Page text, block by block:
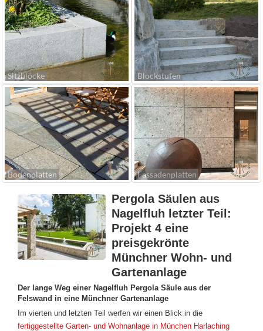
Sitzblöcke Blockstufen
Bodenplatten Fassadenplatten
Pergola Säulen aus
Nagelfluh letzter Teil:
Projekt 4 eine
preisgekrönte
Münchner Wohn- und
Gartenanlage
Der lange Weg einer Nagelfluh Pergola Säule aus der
Felswand in eine Münchner Gartenanlage
Im vierten und letzten Teil werfen wir einen Blick in die
fertiggestellte Garten- und Wohnanlage in München Harlaching